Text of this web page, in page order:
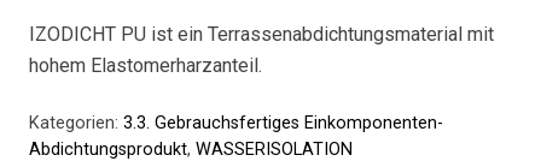
IZODICHT PU ist ein Terrassenabdichtungsmaterial mit
hohem Elastomerharzanteil.
Kategorien: 3.3. Gebrauchsfertiges Einkomponenten-
Abdichtungsprodukt, WASSERISOLATION